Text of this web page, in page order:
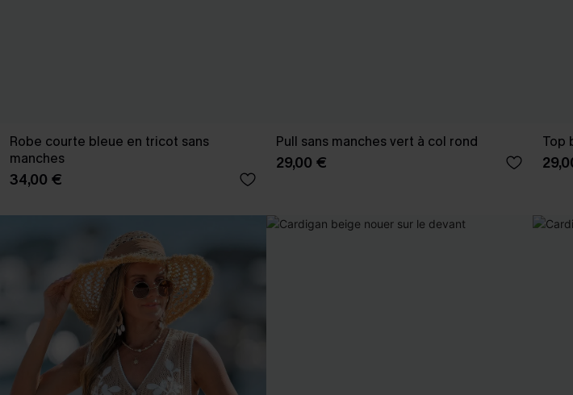
Robe courte bleue en tricot sans
manches
34,00 €
Pull sans manches vert à col rond
29,00 €
Top